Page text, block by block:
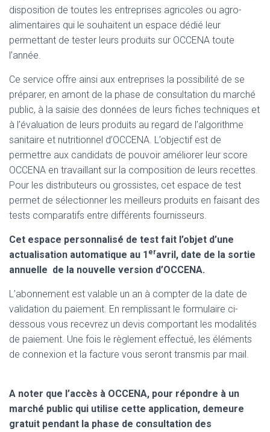
disposition de toutes les entreprises agricoles ou agro-
alimentaires qui le souhaitent un espace dédié leur
permettant de tester leurs produits sur OCCENA toute
l’année.
Ce service offre ainsi aux entreprises la possibilité de se
préparer, en amont de la phase de consultation du marché
public, à la saisie des données de leurs fiches techniques et
à l’évaluation de leurs produits au regard de l’algorithme
sanitaire et nutritionnel d’OCCENA. L’objectif est de
permettre aux candidats de pouvoir améliorer leur score
OCCENA en travaillant sur la composition de leurs recettes.
Pour les distributeurs ou grossistes, cet espace de test
permet de sélectionner les meilleurs produits en faisant des
tests comparatifs entre différents fournisseurs.
Cet espace personnalisé de test fait l’objet d’une
actualisation automatique au 1 eravril, date de la sortie
annuelle de la nouvelle version d’OCCENA.
L’abonnement est valable un an à compter de la date de
validation du paiement. En remplissant le formulaire ci-
dessous vous recevrez un devis comportant les modalités
de paiement. Une fois le règlement effectué, les éléments
de connexion et la facture vous seront transmis par mail.
A noter que l’accès à OCCENA, pour répondre à un
marché public qui utilise cette application, demeure
gratuit pendant la phase de consultation des